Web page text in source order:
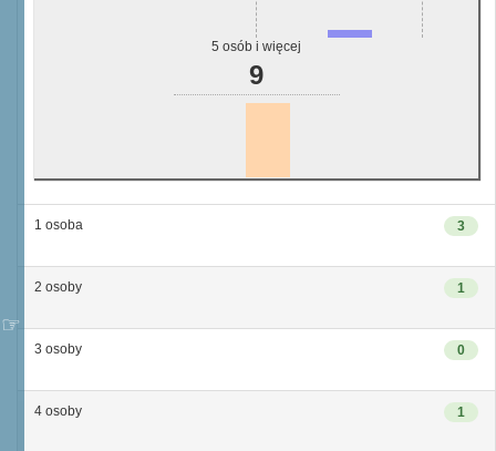
5 osób i więcej
9
3
1 osoba
1
2 osoby
0
3 osoby
1
4 osoby